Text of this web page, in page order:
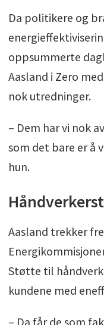
Da politikere og
oppsummerte
Aasland i Zero
nok utredninger.
– Dem har vi nok
som det bare er å
hun.
Aasland trekker
Støtte til
kundene med
– Da får de som